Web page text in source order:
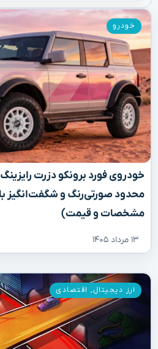
خودروی فورد برونکو دزرت
محدود صورتی‌رنگ و شگفت‌انگیز با
مشخصات و قیمت)
۱۳ مرداد ۱۴۰۵
خودرو
ارز دیجیتال, اقتصادی